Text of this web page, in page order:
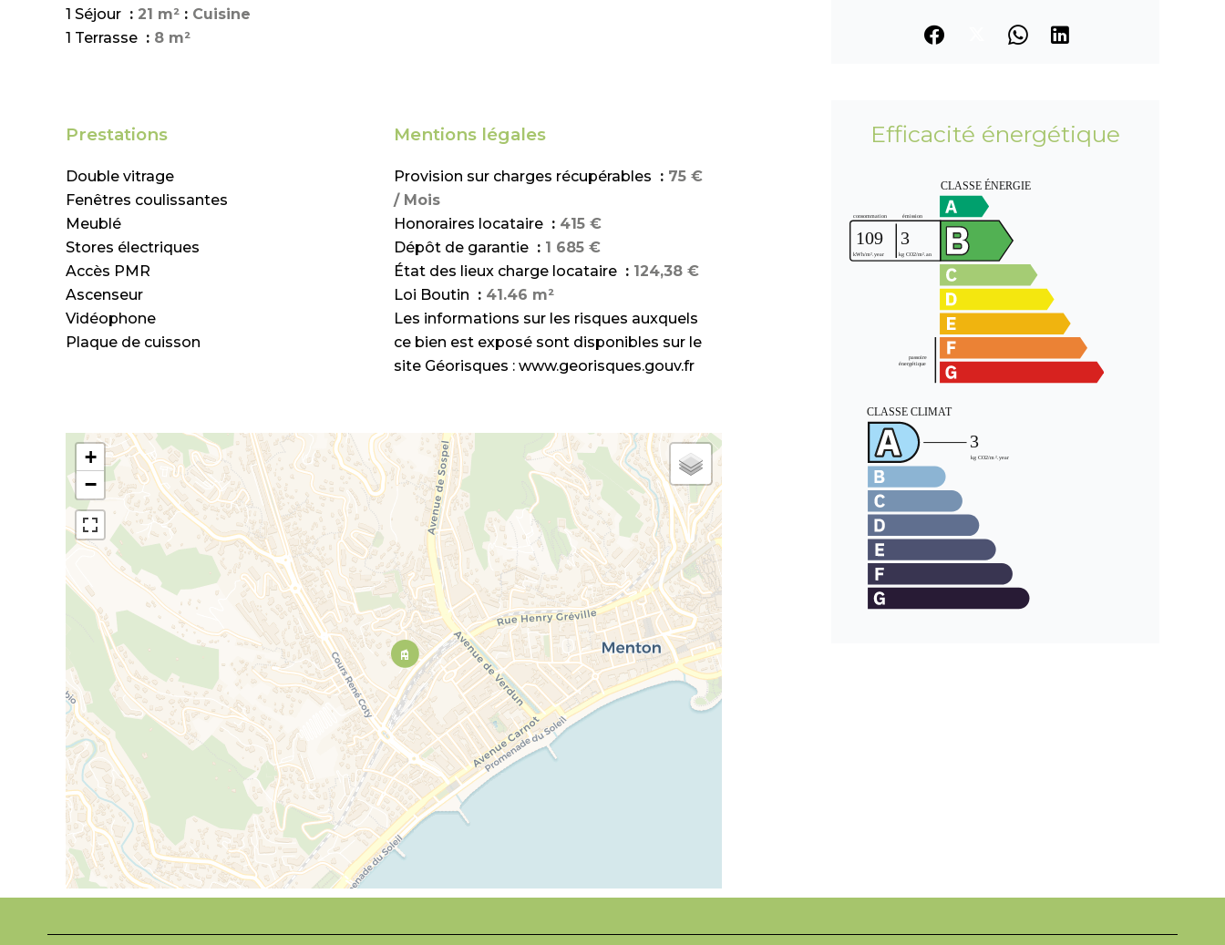
1 Séjour
21 m²
Cuisine
1 Terrasse
8 m²
Prestations
Double vitrage
Fenêtres coulissantes
Meublé
Stores électriques
Accès PMR
Ascenseur
Vidéophone
Plaque de cuisson
Mentions légales
Provision sur charges récupérables
75 €
/ Mois
Honoraires locataire
415 €
Dépôt de garantie
1 685 €
État des lieux charge locataire
124,38 €
Loi Boutin
41.46 m²
Les informations sur les risques auxquels
ce bien est exposé sont disponibles sur le
site Géorisques : www.georisques.gouv.fr
+
−
Efficacité énergétique